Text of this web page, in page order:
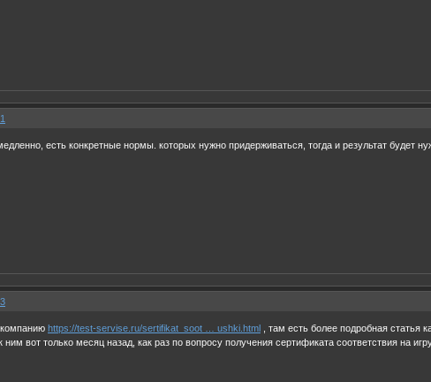
есть конкретные нормы. которых нужно придерживаться, тогда и результат будет
компаниюhttps://test-servise.ru/sertifikat_soot … ushki.html , там есть более подробная статья
вот только месяц назад, как раз по вопросу получения сертификата соответствия на